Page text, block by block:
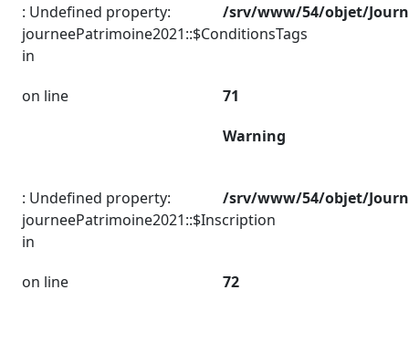
: Undefined property:
journeePatrimoine2021::$ConditionsTags
in
/srv/www/54/objet/
on line
71
Warning
: Undefined property:
journeePatrimoine2021::$Inscription
in
/srv/www/54/objet/
on line 72